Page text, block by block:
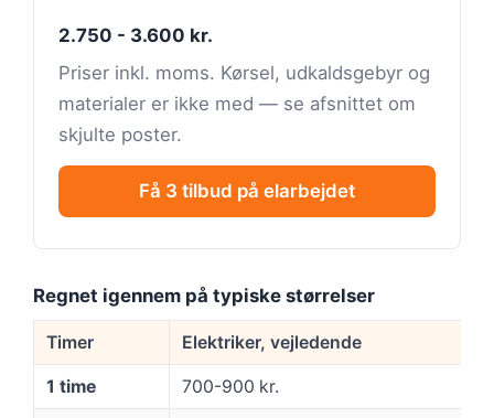
2.750 - 3.600 kr.
Priser inkl. moms. Kørsel, udkaldsgebyr og
materialer er ikke med — se afsnittet om
skjulte poster.
Få 3 tilbud på elarbejdet
Regnet igennem på typiske størrelser
Timer Elektriker, vejledende
1 time 700-900 kr.